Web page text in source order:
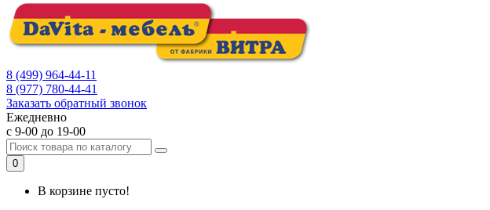
8 (499) 964-44-11
8 (977) 780-44-41
Заказать обратный звонок
Ежедневно
с 9-00 до 19-00
0
В корзине пусто!